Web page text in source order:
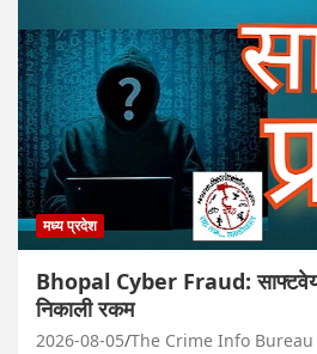
मध्य प्रदेश
Bhopal Cyber Fraud:
निकाली रकम
2026-08-05 The Crime Info Bureau